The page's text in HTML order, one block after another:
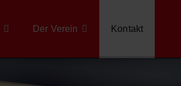
Der Verein Kontakt